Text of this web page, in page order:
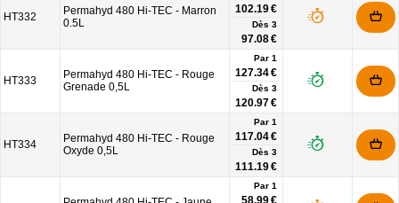
HT332
Permahyd 480 Hi-TEC - Marron
0.5L
102.19 €
Dès 3
97.08 €
HT333
Permahyd 480 Hi-TEC - Rouge
Grenade 0,5L
Par 1
127.34 €
Dès 3
120.97 €
HT334
Permahyd 480 Hi-TEC - Rouge
Oxyde 0,5L
Par 1
117.04 €
Dès 3
111.19 €
Par 1
58.99 €